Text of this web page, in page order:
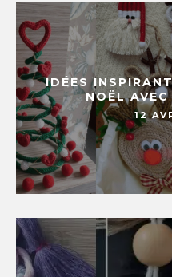
IDÉES
NOËL
12